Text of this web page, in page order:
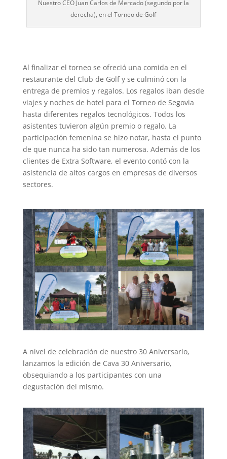
Nuestro CEO Juan Carlos de Mercado (segundo por la
derecha), en el Torneo de Golf
Al finalizar el torneo se ofreció una comida en el
restaurante del Club de Golf y se culminó con la
entrega de premios y regalos. Los regalos iban desde
viajes y noches de hotel para el Torneo de Segovia
hasta diferentes regalos tecnológicos. Todos los
asistentes tuvieron algún premio o regalo. La
participación femenina se hizo notar, hasta el punto
de que nunca ha sido tan numerosa. Además de los
clientes de Extra Software, el evento contó con la
asistencia de altos cargos en empresas de diversos
sectores.
A nivel de celebración de nuestro 30 Aniversario,
lanzamos la edición de Cava 30 Aniversario,
obsequiando a los participantes con una
degustación del mismo.